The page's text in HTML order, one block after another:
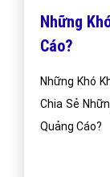
Những
Cáo?
Những Khó
Chia Sẻ
Quảng Cáo?